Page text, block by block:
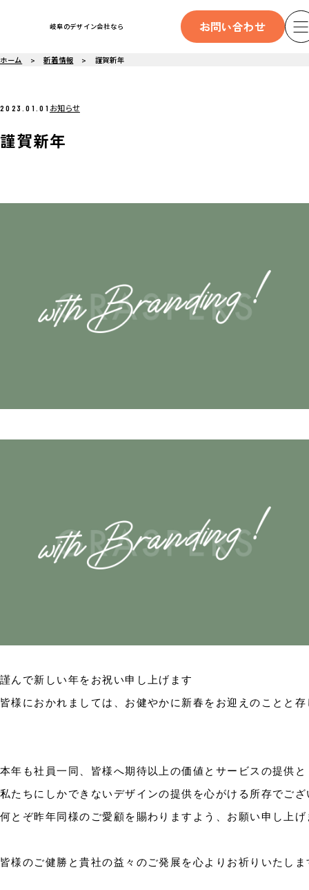
岐阜のデザイン会社なら お問い合わせ
ホーム 新着情報 謹賀新年
2023.01.01 お知らせ
謹賀新年
謹んで新しい年をお祝い申し上げます
皆様におかれましては、お健やかに新春をお迎えのことと
本年も社員一同、皆様へ期待以上の価値とサービスの提供と
私たちにしかできないデザインの提供を心がける所存でご
何とぞ昨年同様のご愛顧を賜わりますよう、お願い申し上げ
皆様のご健勝と貴社の益々のご発展を心よりお祈りいたしま